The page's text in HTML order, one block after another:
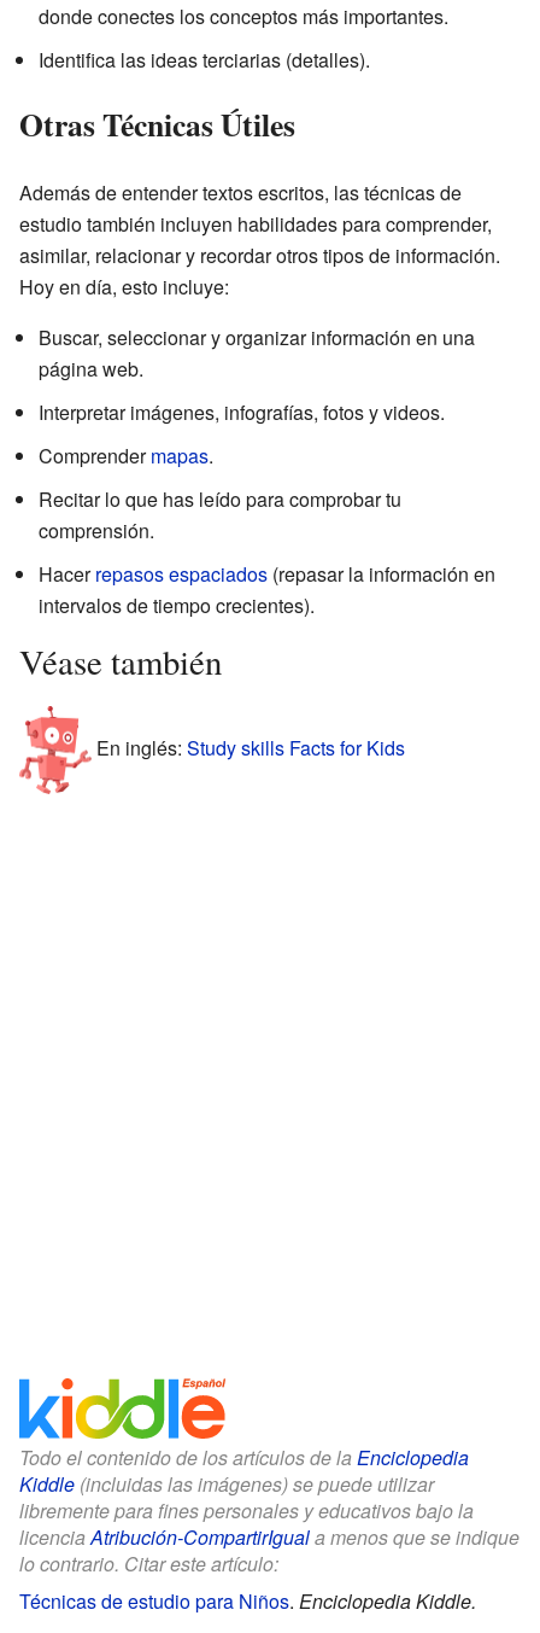
donde conectes los conceptos más importantes.
Identifica las ideas terciarias (detalles).
Otras Técnicas Útiles
Además de entender textos escritos, las técnicas de
estudio también incluyen habilidades para comprender,
asimilar, relacionar y recordar otros tipos de información.
Hoy en día, esto incluye:
Buscar, seleccionar y organizar información en una
página web.
Interpretar imágenes, infografías, fotos y videos.
Comprendermapas.
Recitar lo que has leído para comprobar tu
comprensión.
Hacerrepasos espaciados (repasar la información en
intervalos de tiempo crecientes).
Véase también
En inglés: Study skills Facts for Kids
Todo el contenido de los artículos de la Enciclopedia
Kiddle (incluidas las imágenes) se puede utilizar
libremente para fines personales y educativos bajo la
licencia Atribución-CompartirIguala menos que se indique
lo contrario. Citar este artículo:
Técnicas de estudio para Niños. Enciclopedia Kiddle.